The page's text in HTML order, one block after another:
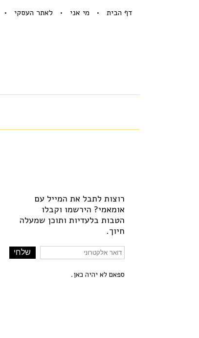
דף הבית מי אני לאתר העסקי
רוצות לתבל את המייל עם
אומאמי? הירשמו וקבלו
הטבות בלעדיות ותוכן שמעלה
חיוך.
ספאם לא יהיה כאן.